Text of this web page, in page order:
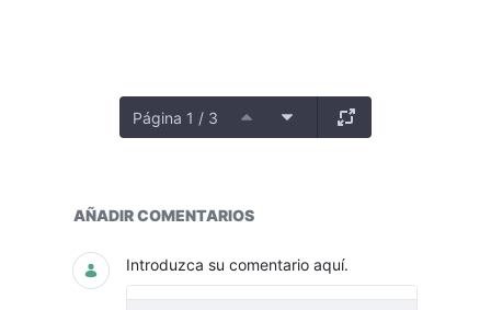
Página 1 / 3
Planes de mejoramiento externos
AÑADIR COMENTARIOS
Introduzca su comentario aquí.